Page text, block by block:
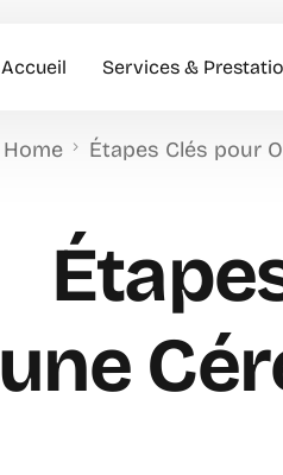
Accueil Services &
Hôtesses
Animation
Accueil VIP
Home Étapes Clés pour
une